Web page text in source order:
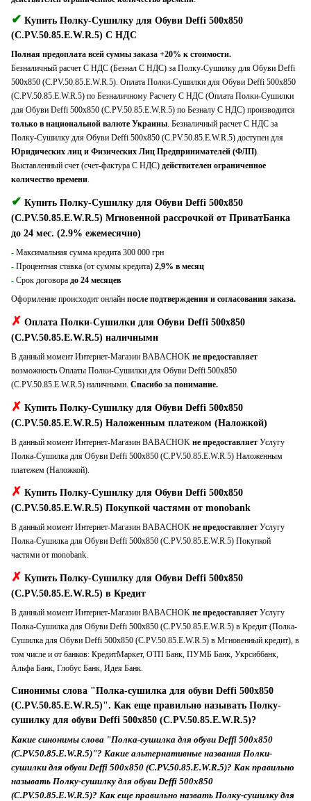
✔ Купить Полку-Сушилку для Обуви Deffi 500x850
(C.PV.50.85.E.W.R.5) С НДС
Полная предоплата всей суммы заказа +20% к стоимости.
Безналичный расчет С НДС (Безнал С НДС) за Полку-Сушилку для Обуви Deffi
500x850 (C.PV.50.85.E.W.R.5). Оплата Полки-Сушилки для Обуви Deffi 500x850
(C.PV.50.85.E.W.R.5) по Безналичному Расчету С НДС (Оплата Полки-Сушилки
для Обуви Deffi 500x850 (C.PV.50.85.E.W.R.5) по Безналу С НДС) производится
только в национальной валюте Украины. Безналичный расчет С НДС за
Полку-Сушилку для Обуви Deffi 500x850 (C.PV.50.85.E.W.R.5) доступен для
Юридических лиц и Физических Лиц Предпринимателей (ФЛП).
Выставленный счет (счет-фактура С НДС) действителен ограниченное
количество времени.
✔ Купить Полку-Сушилку для Обуви Deffi 500x850
(C.PV.50.85.E.W.R.5) Мгновенной рассрочкой от ПриватБанка
до 24 мес. (2.9% ежемесячно)
- Максимальная сумма кредита 300 000 грн
- Процентная ставка (от суммы кредита) 2,9% в месяц
- Срок договора до 24 месяцев
Оформление происходит онлайн после подтверждения и согласования заказа.
✗ Оплата Полки-Сушилки для Обуви Deffi 500x850
(C.PV.50.85.E.W.R.5) наличными
В данный момент Интернет-Магазин BABACHOK не предоставляет
возможность Оплаты Полки-Сушилки для Обуви Deffi 500x850
(C.PV.50.85.E.W.R.5) наличными. Спасибо за понимание.
✗ Купить Полку-Сушилку для Обуви Deffi 500x850
(C.PV.50.85.E.W.R.5) Наложенным платежом (Наложкой)
В данный момент Интернет-Магазин BABACHOK не предоставляет Услугу
Полка-Сушилка для Обуви Deffi 500x850 (C.PV.50.85.E.W.R.5) Наложенным
платежем (Наложкой).
✗ Купить Полку-Сушилку для Обуви Deffi 500x850
(C.PV.50.85.E.W.R.5) Покупкой частями от monobank
В данный момент Интернет-Магазин BABACHOK не предоставляет Услугу
Полка-Сушилка для Обуви Deffi 500x850 (C.PV.50.85.E.W.R.5) Покупкой
частями от monobank.
✗ Купить Полку-Сушилку для Обуви Deffi 500x850
(C.PV.50.85.E.W.R.5) в Кредит
В данный момент Интернет-Магазин BABACHOK не предоставляет Услугу
Полка-Сушилка для Обуви Deffi 500x850 (C.PV.50.85.E.W.R.5) в Кредит (Полка-
Сушилка для Обуви Deffi 500x850 (C.PV.50.85.E.W.R.5) в Мгновенный кредит), в
том числе и от банков: КредитМаркет, ОТП Банк, ПУМБ Банк, Укрсиббанк,
Альфа Банк, Глобус Банк, Идея Банк.
Синонимы слова "Полка-сушилка для обуви Deffi 500x850
(C.PV.50.85.E.W.R.5)". Как еще правильно называть Полку-
сушилку для обуви Deffi 500x850 (C.PV.50.85.E.W.R.5)?
Какие синонимы слова "Полка-сушилка для обуви Deffi 500x850
(C.PV.50.85.E.W.R.5)"? Какие альтернативные названия Полки-
сушилки для обуви Deffi 500x850 (C.PV.50.85.E.W.R.5)? Как правильно
называть Полку-сушилку для обуви Deffi 500x850
(C.PV.50.85.E.W.R.5)? Как еще правильно назвать Полку-сушилку для